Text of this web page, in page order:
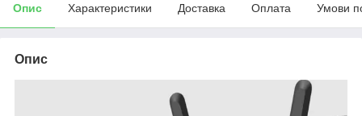
Опис Характеристики Доставка Оплата Умови
Опис